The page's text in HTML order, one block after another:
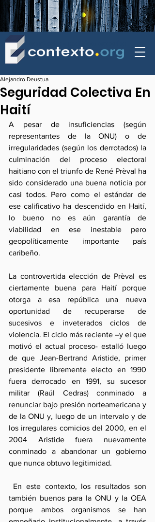
Seguridad Colectiva En
Haití
Alejandro Deustua
A pesar de insuficiencias (según
representantes de la ONU) o de
irregularidades (según los derrotados) la
culminación del proceso electoral
haitiano con el triunfo de René Prèval ha
sido considerado una buena noticia por
casi todos. Pero como el estándar de
ese calificativo ha descendido en Haití,
lo bueno no es aún garantía de
viabilidad en ese inestable pero
geopolíticamente importante país
caribeño.
La controvertida elección de Prèval es
ciertamente buena para Haití porque
otorga a esa república una nueva
oportunidad de recuperarse de
sucesivos e inveterados ciclos de
violencia. El ciclo más reciente –y el que
motivó el actual proceso- estalló luego
de que Jean-Bertrand Aristide, primer
presidente libremente electo en 1990
fuera derrocado en 1991, su sucesor
militar (Raúl Cedras) conminado a
renunciar bajo presión norteamericana y
de la ONU y, luego de un intervalo y de
los irregulares comicios del 2000, en el
2004 Aristide fuera nuevamente
conminado a abandonar un gobierno
que nunca obtuvo legitimidad.
también buenos para la ONU y la OEA
porque ambos organismos se han